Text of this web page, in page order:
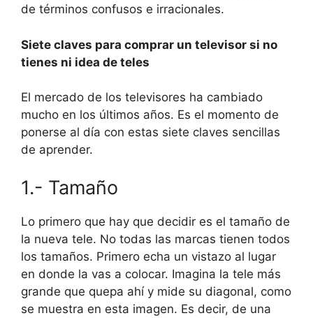
de términos confusos e irracionales.
Siete claves para comprar un televisor si no
tienes ni idea de teles
El mercado de los televisores ha cambiado
mucho en los últimos años. Es el momento de
ponerse al día con estas siete claves sencillas
de aprender.
1.- Tamaño
Lo primero que hay que decidir es el tamaño de
la nueva tele. No todas las marcas tienen todos
los tamaños. Primero echa un vistazo al lugar
en donde la vas a colocar. Imagina la tele más
grande que quepa ahí y mide su diagonal, como
se muestra en esta imagen. Es decir, de una